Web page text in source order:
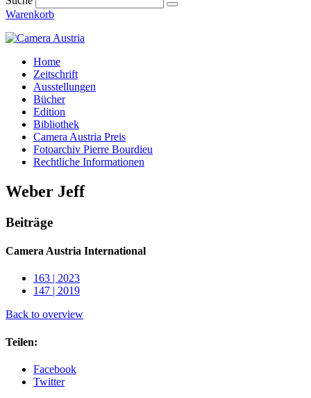
Warenkorb
Home
Zeitschrift
Ausstellungen
Bücher
Edition
Bibliothek
Camera Austria Preis
Fotoarchiv Pierre Bourdieu
Rechtliche Informationen
Weber Jeff
Beiträge
Camera Austria International
163 | 2023
147 | 2019
Back to overview
Teilen:
Facebook
Twitter